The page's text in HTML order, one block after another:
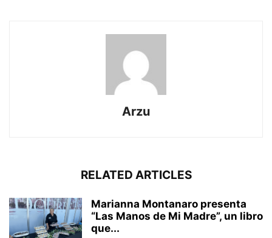
Arzu
RELATED ARTICLES
Marianna Montanaro presenta
“Las Manos de Mi Madre”, un libro
que...